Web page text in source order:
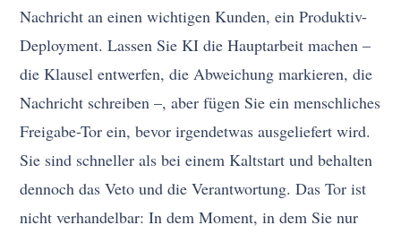
Nachricht an einen wichtigen Kunden, ein Produktiv-
Deployment. Lassen Sie KI die Hauptarbeit machen –
die Klausel entwerfen, die Abweichung markieren, die
Nachricht schreiben –, aber fügen Sie ein menschliches
Freigabe-Tor ein, bevor irgendetwas ausgeliefert wird.
Sie sind schneller als bei einem Kaltstart und behalten
dennoch das Veto und die Verantwortung. Das Tor ist
nicht verhandelbar: In dem Moment, in dem Sie nur